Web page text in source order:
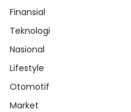
Finansial
Teknologi
Nasional
Lifestyle
Otomotif
Market